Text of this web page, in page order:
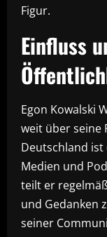
Figur.
Einfluss
Egon Kowalski
weit über seine
Deutschland
Medien und
teilt er
und Gedanken
seiner